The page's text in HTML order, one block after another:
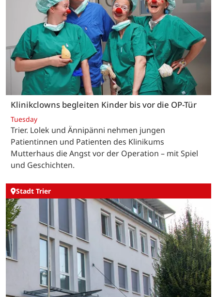
Klinikclowns begleiten Kinder bis vor die OP-Tür
Tuesday
Trier. Lolek und Ännipänni nehmen jungen
Patientinnen und Patienten des Klinikums
Mutterhaus die Angst vor der Operation – mit Spiel
und Geschichten.
Stadt Trier